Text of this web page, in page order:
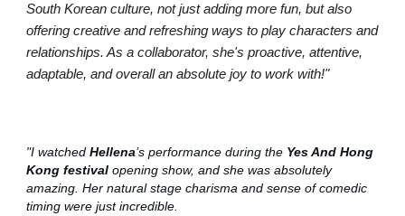
South Korean culture, not just adding more fun, but also
offering creative and refreshing ways to play characters and
relationships. As a collaborator, she's proactive, attentive,
adaptable, and overall an absolute joy to work with!"
"I watchedHellena’s performance during the Yes And Hong
Kong festival opening show, and she was absolutely
amazing. Her natural stage charisma and sense of comedic
timing were just incredible.